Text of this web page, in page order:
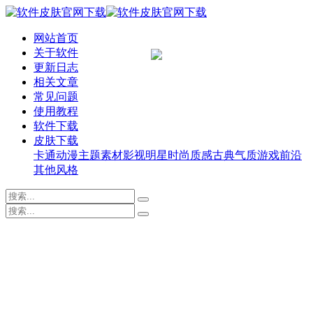
网站首页
关于软件
更新日志
相关文章
常见问题
使用教程
软件下载
皮肤下载
卡通动漫主题素材影视明星时尚质感古典气质游戏前沿
其他风格